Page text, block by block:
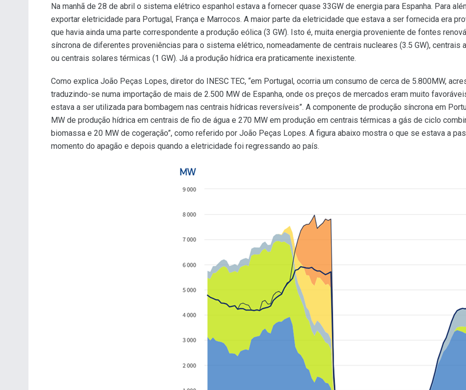
Na manhã de 28 de abril o sistema elétrico espanhol estava a fornecer quase 33GW de energia para Espanha. Para
exportar eletricidade para Portugal, França e Marrocos. A maior parte da eletricidade que estava a ser fornecida era
que havia ainda uma parte correspondente a produção eólica (3 GW). Isto é, muita energia proveniente de fontes
síncrona de diferentes proveniências para o sistema elétrico, nomeadamente de centrais nucleares (3.5 GW), centrais
ou centrais solares térmicas (1 GW). Já a produção hídrica era praticamente inexistente.
Como explica João Peças Lopes, diretor do INESC TEC, “em Portugal, ocorria um consumo de cerca de 5.800MW,
traduzindo-se numa importação de mais de 2.500 MW de Espanha, onde os preços de mercados eram muito
estava a ser utilizada para bombagem nas centrais hídricas reversíveis”. A componente de produção síncrona em
MW de produção hídrica em centrais de fio de água e 270 MW em produção em centrais térmicas a gás de ciclo
biomassa e 20 MW de cogeração”, como referido por João Peças Lopes. A figura abaixo mostra o que se estava a
momento do apagão e depois quando a eletricidade foi regressando ao país.